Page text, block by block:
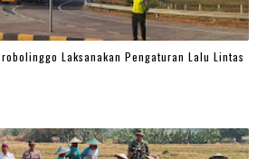
Laksanakan Pengaturan Lalu Lintas